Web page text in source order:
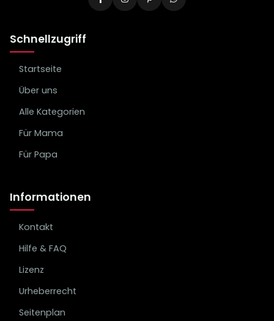
Schnellzugriff
Startseite
Über uns
Alle Kategorien
Für Mama
Für Papa
Informationen
Kontakt
Hilfe & FAQ
Lizenz
Urheberrecht
Seitenplan